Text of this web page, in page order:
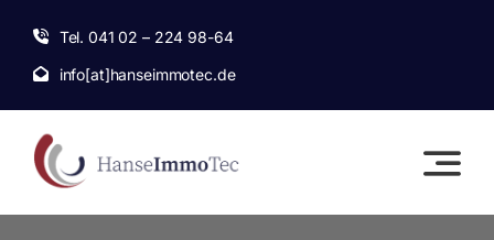
content
Tel. 041 02 – 224 98-64
info[at]hanseimmotec.de